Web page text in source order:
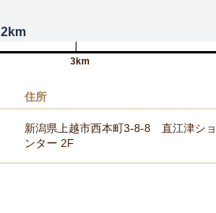
2km
3km
住所
新潟県上越市西本町3-8-8 直江津シ
ンター 2F